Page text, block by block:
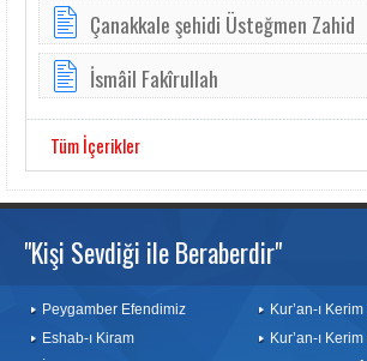
Çanakkale şehidi Üsteğmen Zahid
İsmâil Fakîrullah
Tüm İçerikler
"Kişi Sevdiği ile Beraberdir"
Peygamber Efendimiz
Eshab-ı Kiram
Kur’an-ı
Kur’an-ı